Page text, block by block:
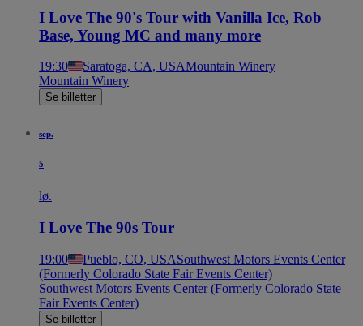
I Love The 90's Tour with Vanilla Ice, Rob
Base, Young MC and many more
19:30 Saratoga, CA, USAMountain Winery
Mountain Winery
Se billetter
sep.
5
lø.
I Love The 90s Tour
19:00 Pueblo, CO, USASouthwest Motors Events Center
(Formerly Colorado State Fair Events Center)
Southwest Motors Events Center (Formerly Colorado State
Fair Events Center)
Se billetter